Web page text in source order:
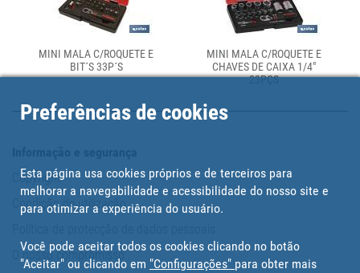
MINI MALA C/ROQUETE E
BIT´S 33P´S
MINI MALA C/ROQUETE E
CHAVES DE CAIXA 1/4"
23PÇS
Copyright
Condição de utilização
O nosso compromisso
Preferências de cookies
Esta página usa cookies próprios e de terceiros para
melhorar a navegabilidade e acessibilidade do nosso site e
para otimizar a experiência do usuário.
Você pode aceitar todos os cookies clicando no botão
"Aceitar" ou clicando em "Configurações" para obter mais